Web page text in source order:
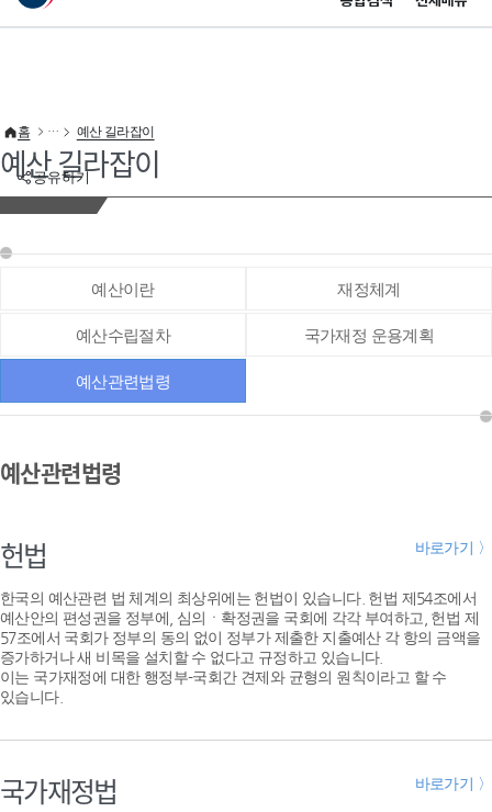
이 누리집은 대한민국 공식 전자정부 누리집입니다.
공유하기
홈 예산 길라잡이
예산 길라잡이
예산이란 재정체계
예산수립절차 국가재정 운용계획
예산관련법령
예산관련법령
헌법 바로가기 〉
한국의 예산관련 법 체계의 최상위에는 헌법이 있습니다. 헌법 제54조에서
예산안의 편성권을 정부에, 심의ㆍ확정권을 국회에 각각 부여하고, 헌법 제
57조에서 국회가 정부의 동의 없이 정부가 제출한 지출예산 각 항의 금액을
증가하거나 새 비목을 설치할 수 없다고 규정하고 있습니다.
이는 국가재정에 대한 행정부-국회간 견제와 균형의 원칙이라고 할 수
있습니다.
국가재정법 바로가기 〉